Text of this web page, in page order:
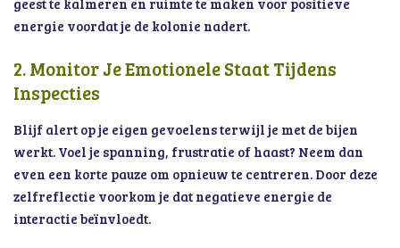
energie voordat je de kolonie nadert.
2. Monitor Je Emotionele Staat Tijdens
Inspecties
Blijf alert op je eigen gevoelens terwijl je met de bijen
werkt. Voel je spanning, frustratie of haast? Neem dan
even een korte pauze om opnieuw te centreren. Door deze
zelfreflectie voorkom je dat negatieve energie de
interactie beïnvloedt.